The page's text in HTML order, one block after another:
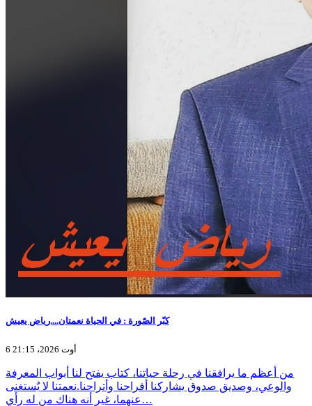
كبّر الصّورة : في الحياة نعمتان....رياض يعيش
6 أوت 2026، 21:15
من أعظم ما يرافقنا في رحلة حياتنا، كتاب يفتح لنا أبواب المعرفة
والوعي، وصديق صدوق يشاركنا أفراحنا وأتراحنا.نعمتنا لا يٌستغنى
عنهما، غير أنه هناك من له رأي…